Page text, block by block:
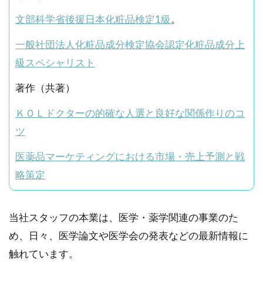
文部科学省後援日本化粧品検定1級 。
一般社団法人化粧品成分検定協会認定化粧品成分上
級スペシャリスト
著作（共著）
ＫＯＬドクターの的確な人選と良好な関係作りのコ
ツ
医薬品マーケティングにおける市場・売上予測と戦
略策定
当社スタッフの本業は、医学・薬学関連の事業のた
め、日々、医学論文や医学会の発表などの最新情報に
触れています。